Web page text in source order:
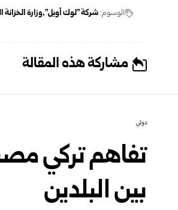
الوسوم:شركة "لوك أويل" وزارة الخزانة
مشاركة هذه المقالة
دولي
تفاهم تركي
بين البلدين